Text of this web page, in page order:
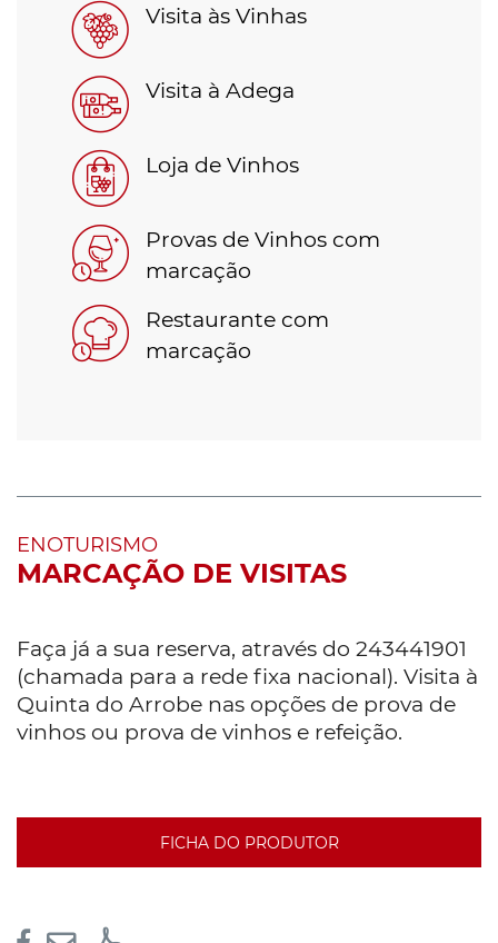
Visita às Vinhas
Visita à Adega
Loja de Vinhos
Provas de Vinhos com
marcação
Restaurante com
marcação
ENOTURISMO
MARCAÇÃO DE VISITAS
Faça já a sua reserva, através do 243441901
(chamada para a rede fixa nacional). Visita à
Quinta do Arrobe nas opções de prova de
vinhos ou prova de vinhos e refeição.
FICHA DO PRODUTOR